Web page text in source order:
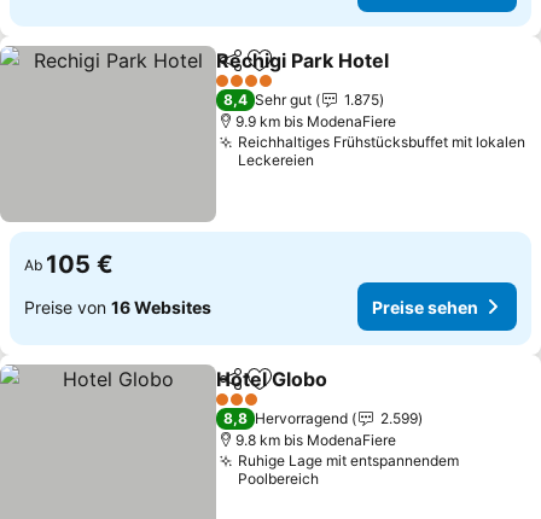
TeilenZu Favoriten hinzufügen
Rechigi Park Hotel
4 Sterne
8,4 Sehr gut
1.875
9.9 km bis ModenaFiere
Reichhaltiges Frühstücksbuffet mit lokalen
Leckereien
Ab 105 €
Preise von 16 Websites Preise sehen
TeilenZu Favoriten hinzufügen
Hotel Globo
3 Sterne
8,8 Hervorragend
2.599
9.8 km bis ModenaFiere
Ruhige Lage mit entspannendem
Poolbereich